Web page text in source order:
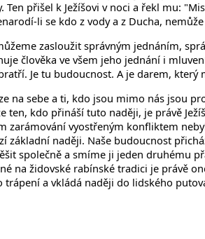
Ten přišel k Ježíšovi v noci a řekl mu:
li se kdo z vody a z Ducha,
zasloužit správným jednáním,
člověka ve všem jeho jednání i
Je tu budoucnost. A je darem,
na sebe a ti, kdo jsou mimo nás jsou
ten, kdo přináší tuto naději, je právě
zarámování vyostřeným konfliktem
základní naději. Naše budoucnost
společně a smíme ji jeden druhému
na židovské rabínské tradici je právě
trápení a vkládá naději do lidského